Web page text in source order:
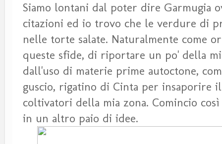
Siamo lontani dal poter dire Garmugia
citazioni ed io trovo che le verdure di
nelle torte salate. Naturalmente come
queste sfide, di riportare un po' della
dall'uso di materie prime autoctone,
guscio, rigatino di Cinta per insaporire
coltivatori della mia zona. Comincio
in un altro paio di idee.